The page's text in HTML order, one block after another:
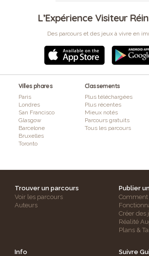
L’Expérience Visiteur
Des parcours et des jeux à vivre en
Villes phares
Paris
Londres
San Francisco
Glasgow
Barcelone
Bruxelles
Toronto
Classements
Plus téléchargées
Plus récentes
Mieux notés
Parcours gratuits
Tous les parcours
Trouver un parcours
Voir les parcours
Auteurs
Publier
Créer des
Réalité
Plans &
Info
Suivre